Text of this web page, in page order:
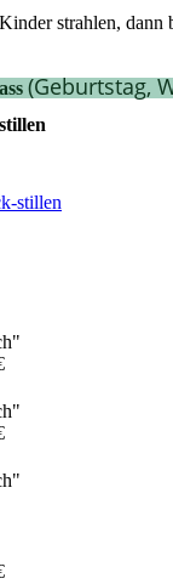
strahlen, dann
(Geburtstag,
stillen